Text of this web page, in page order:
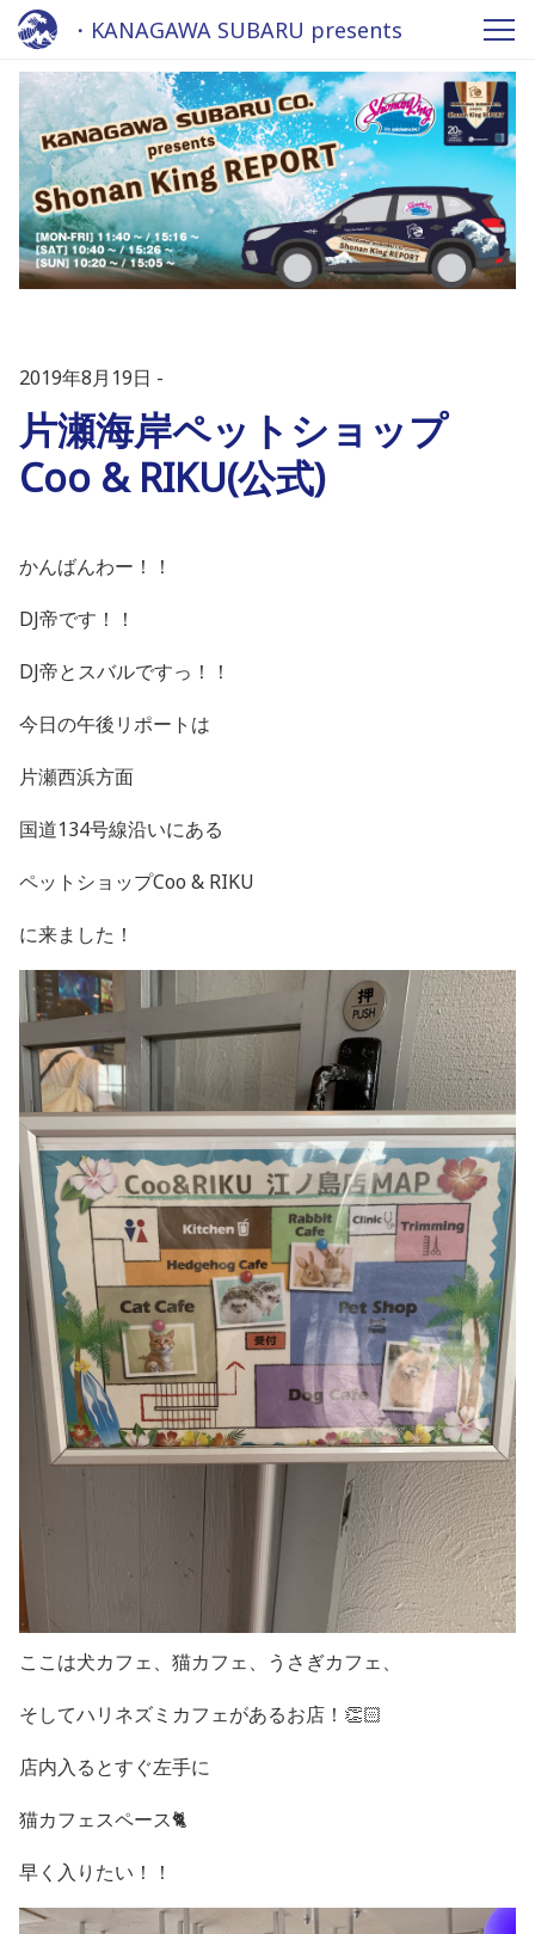
・KANAGAWA SUBARU presents
Shonan King Report - Fm yokohama
84.7
2019年8月19日
片瀬海岸ペットショップ
Coo & RIKU(公式)
かんばんわー！！
DJ帝です！！
DJ帝とスバルですっ！！
今日の午後リポートは
片瀬西浜方面
国道134号線沿いにある
ペットショップCoo & RIKU
に来ました！
ここは犬カフェ、猫カフェ、うさぎカフェ、
そしてハリネズミカフェがあるお店！👏🏻
店内入るとすぐ左手に
猫カフェスペース🐈
早く入りたい！！